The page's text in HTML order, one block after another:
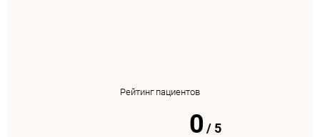
Рейтинг пациентов
0 / 5